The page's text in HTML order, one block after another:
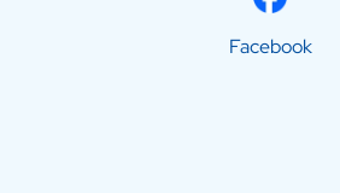
Facebook